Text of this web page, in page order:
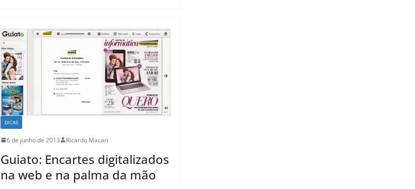
DICAS
6 de junho de 2013 Ricardo Macari
Guiato: Encartes digitalizados
na web e na palma da mão